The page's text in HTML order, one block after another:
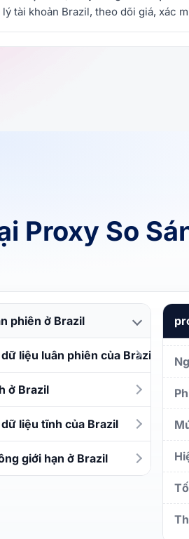
lý tài khoản Brazil, theo dõi giá, xác
Proxy So
phiên ở Brazil
liệu luân phiên của Brazil
ở Brazil
liệu tĩnh của Brazil
giới hạn ở Brazil